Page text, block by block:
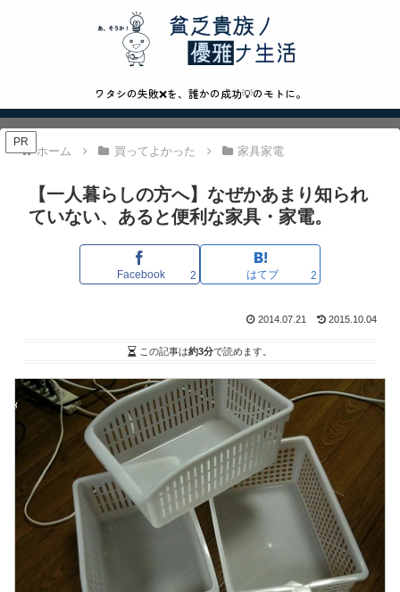
ワタシの失敗❌を、誰かの成功💡のモトに。
PR
ホーム 買ってよかった 家具家電
【一人暮らしの方へ】なぜかあまり知られ
ていない、あると便利な家具・家電。
Facebook 2 はてブ 2
2014.07.21 2015.10.04
この記事は約3分で読めます。